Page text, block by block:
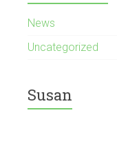
News
Uncategorized
Susan